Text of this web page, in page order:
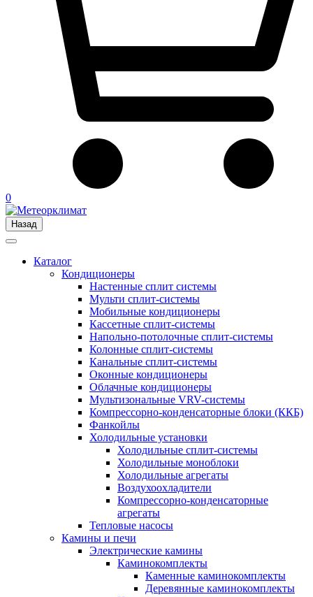
0
Назад
Каталог
Кондиционеры
Настенные сплит системы
Мульти сплит-системы
Мобильные кондиционеры
Кассетные сплит-системы
Напольно-потолочные сплит-системы
Колонные сплит-системы
Канальные сплит-системы
Оконные кондиционеры
Облачные кондиционеры
Мультизональные VRV-системы
Компрессорно-конденсаторные блоки (ККБ)
Фанкойлы
Холодильные установки
Холодильные сплит-системы
Холодильные моноблоки
Холодильные агрегаты
Воздухоохладители
Компрессорно-конденсаторные
агрегаты
Тепловые насосы
Камины и печи
Электрические камины
Каминокомплекты
Каменные каминокомплекты
Деревянные каминокомплекты